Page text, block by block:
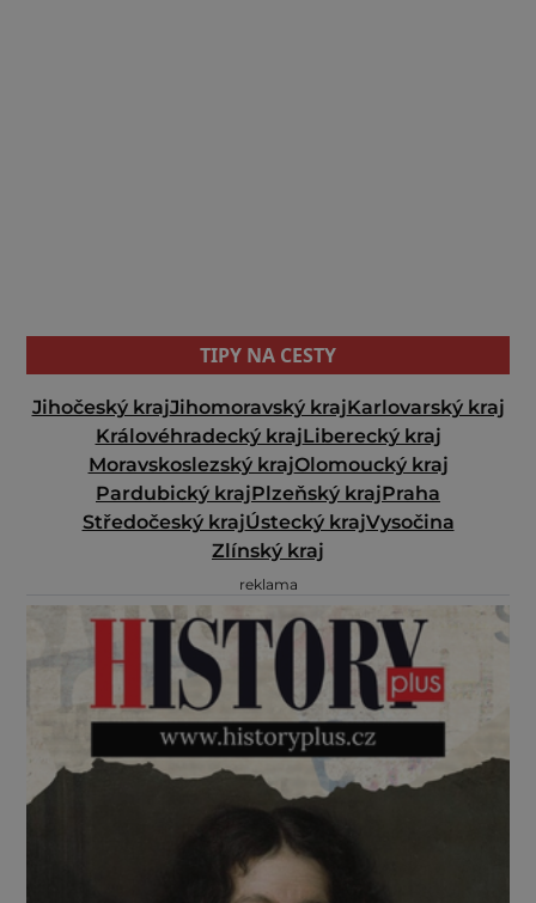
TIPY NA CESTY
Jihočeský krajJihomoravský krajKarlovarský kraj
Královéhradecký krajLiberecký kraj
Moravskoslezský krajOlomoucký kraj
Pardubický krajPlzeňský krajPraha
Středočeský krajÚstecký krajVysočina
Zlínský kraj
reklama